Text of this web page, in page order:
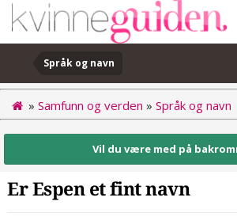
Språk og navn
» Samfunn og verden » Språk og navn
Vil du være med på
Er Espen et fint navn